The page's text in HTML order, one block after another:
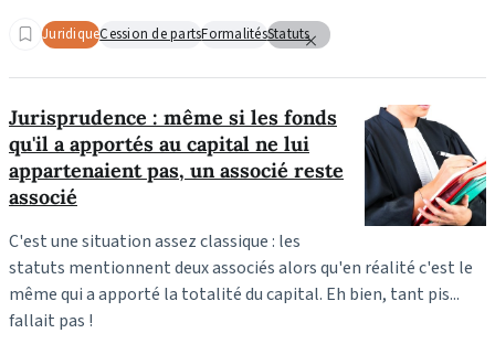
JuridiqueCession de partsFormalitésStatuts
Jurisprudence : même si les fonds
qu'il a apportés au capital ne lui
appartenaient pas, un associé reste
associé
C'est une situation assez classique : les
statuts mentionnent deux associés alors qu'en réalité c'est le
même qui a apporté la totalité du capital. Eh bien, tant pis...
fallait pas !